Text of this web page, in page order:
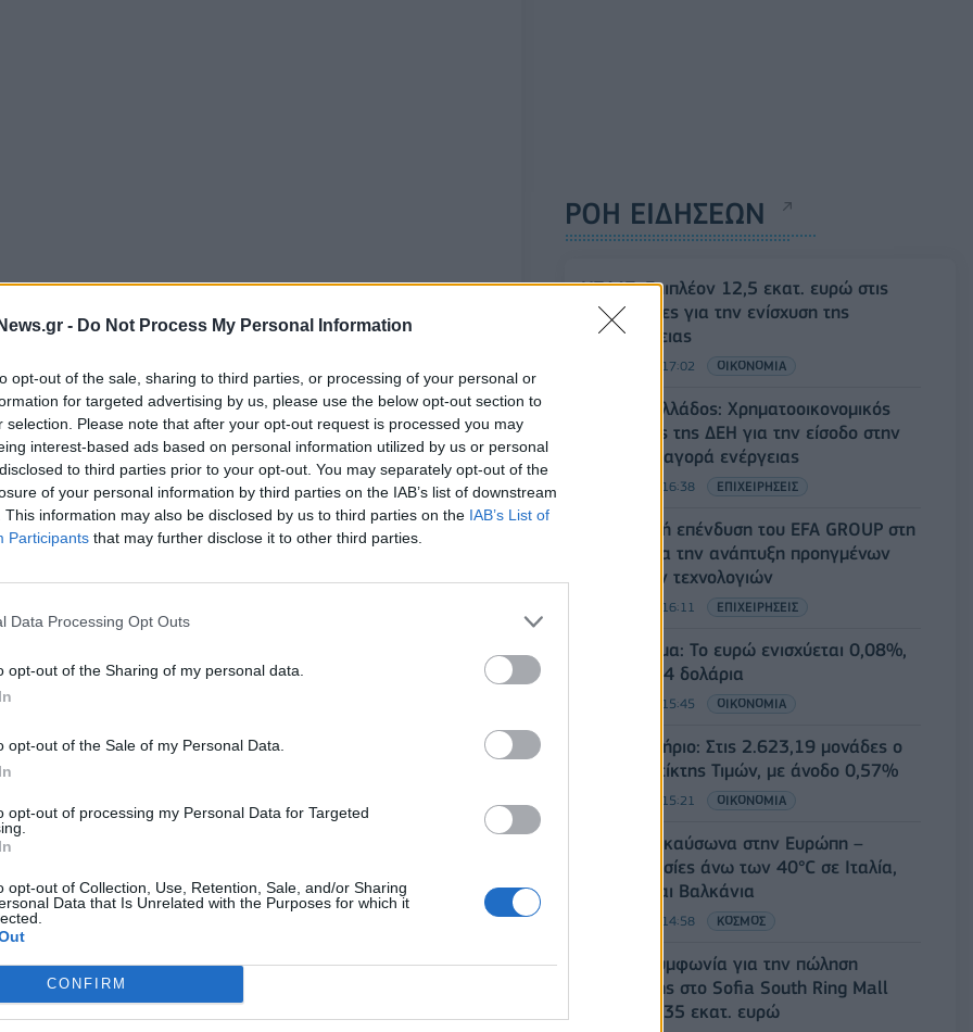
- Do Not Process My Personal Information
opt-out of the sale, sharing to third parties, or processing of your personal or
for targeted advertising by us, please use the below opt-out section to
selection. Please note that after your opt-out request is processed you may
interest-based ads based on personal information utilized by us or personal
to third parties prior to your opt-out. You may separately opt-out of the
of your personal information by third parties on the IAB’s list of downstream
This information may also be disclosed by us to third parties on the IAB’s List of
Participants that may further disclose it to other third parties.
Data Processing Opt Outs
opt-out of the Sharing of my personal data.
opt-out of the Sale of my Personal Data.
opt-out of processing my Personal Data for Targeted
opt-out of Collection, Use, Retention, Sale, and/or Sharing
Data that Is Unrelated with the Purposes for which it
CONFIRM
η γαλλική και ευρύτερα η ευρωπαϊκή
αισιοδοξία ότι δεν θα επαληθευτούν τα
ακυβερνησίας, ενδεχόμενο που θα
για την πορεία της γαλλικής οικονομίας και την
ελλείμματος, το οποίο
ΑΕΠ και του χρέους που έχει ξεπεράσει το
ανάσα το αποτέλεσμα της κάλπης, αφού ένα
να αναστατώσει τις αγορές, πυροδοτώντας
και στα χρηματιστήρια.
ΡΟΗ ΕΙΔΗΣΕΩΝ
ΥΠΑΑΤ: Επιπλέον 12,5 εκατ. ευρώ στις
Περιφέρειες για την ενίσχυση της
βιοασφάλειας
07/08/2026 - 17:02 ΟΙΚΟΝΟΜΙΑ
Deloitte Ελλάδος: Χρηματοοικονομικός
σύμβουλος της ΔΕΗ για την είσοδο στην
πολωνική αγορά ενέργειας
07/08/2026 - 16:38 ΕΠΙΧΕΙΡΗΣΕΙΣ
Στρατηγική επένδυση του EFA GROUP στη
Fractal για την ανάπτυξη προηγμένων
αμυντικών τεχνολογιών
07/08/2026 - 16:11 ΕΠΙΧΕΙΡΗΣΕΙΣ
Συνάλλαγμα: Το ευρώ ενισχύεται 0,08%,
στα 1,1534 δολάρια
07/08/2026 - 15:45 ΟΙΚΟΝΟΜΙΑ
Χρηματιστήριο: Στις 2.623,19 μονάδες ο
Γενικός Δείκτης Τιμών, με άνοδο 0,57%
07/08/2026 - 15:21 ΟΙΚΟΝΟΜΙΑ
Νέο κύμα καύσωνα στην Ευρώπη –
Θερμοκρασίες άνω των 40°C σε Ιταλία,
Ισπανία και Βαλκάνια
07/08/2026 - 14:58 ΚΟΣΜΟΣ
Fourlis: Συμφωνία για την πώληση
συμμετοχής στο Sofia South Ring Mall
έναντι 49,35 εκατ. ευρώ